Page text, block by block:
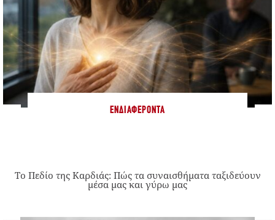
ΕΝΔΙΑΦΈΡΟΝΤΑ
Το Πεδίο της Καρδιάς: Πώς τα συναισθήματα ταξιδεύουν
μέσα μας και γύρω μας